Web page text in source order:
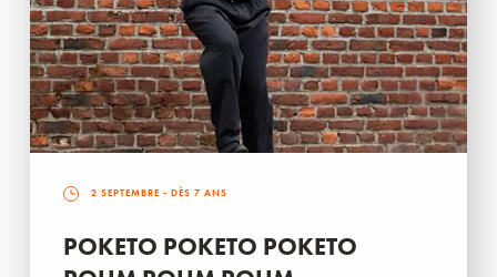
2 SEPTEMBRE - DÈS 7 ANS
POKETO POKETO POKETO